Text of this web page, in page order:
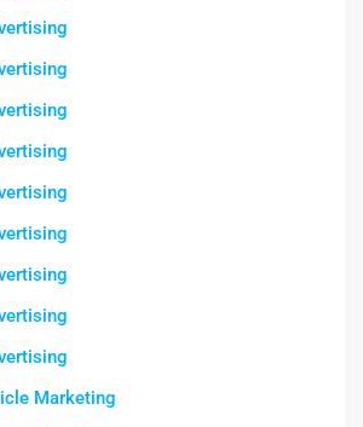
Marketing